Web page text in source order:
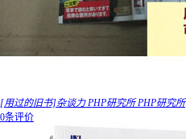
[用过的旧书]杂谈力 PHP研究所 PHP研究所
0条评价